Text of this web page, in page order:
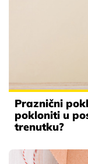
Praznični
pokloniti u
trenutku?